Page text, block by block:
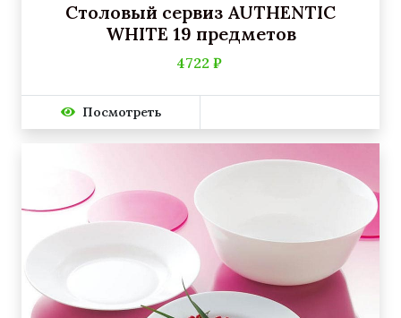
Столовый сервиз AUTHENTIC
WHITE 19 предметов
4722 ₽
Посмотреть